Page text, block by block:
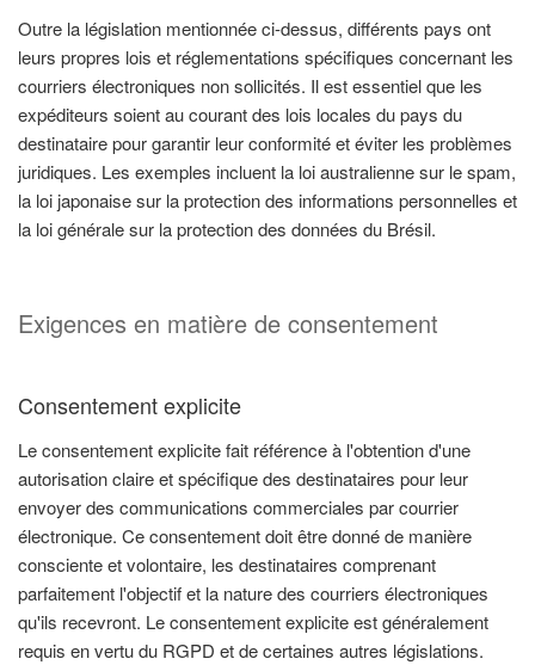
Outre la législation mentionnée ci-dessus, différents pays ont
leurs propres lois et réglementations spécifiques concernant les
courriers électroniques non sollicités. Il est essentiel que les
expéditeurs soient au courant des lois locales du pays du
destinataire pour garantir leur conformité et éviter les problèmes
juridiques. Les exemples incluent la loi australienne sur le spam,
la loi japonaise sur la protection des informations personnelles et
la loi générale sur la protection des données du Brésil.
Exigences en matière de consentement
Consentement explicite
Le consentement explicite fait référence à l'obtention d'une
autorisation claire et spécifique des destinataires pour leur
envoyer des communications commerciales par courrier
électronique. Ce consentement doit être donné de manière
consciente et volontaire, les destinataires comprenant
parfaitement l'objectif et la nature des courriers électroniques
qu'ils recevront. Le consentement explicite est généralement
requis en vertu du RGPD et de certaines autres législations.